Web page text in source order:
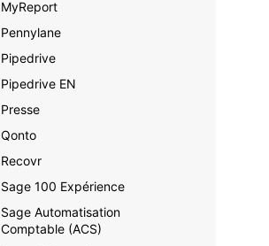
MyReport
Pennylane
Pipedrive
Pipedrive EN
Presse
Qonto
Recovr
Sage 100 Expérience
Sage Automatisation
Comptable (ACS)